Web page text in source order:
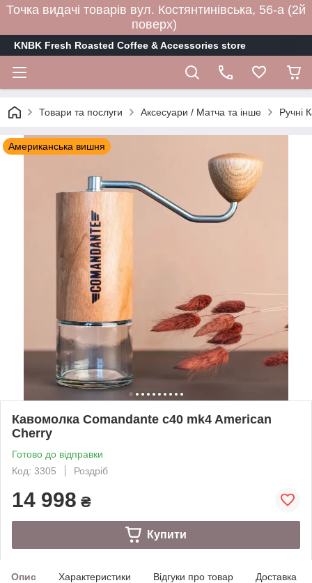
Точка видачі товарів вул. Костянтинівська, 56-а (2й
поверх)
KNBK Fresh Roasted Coffee & Accessories store
Товари та послуги Аксесуари / Матча та інше Ручні
Американська вишня
Кавомолка Comandante c40 mk4 American
Cherry
Готово до відправки
Код: 3305
Роздріб
14 998 ₴
Купити
Опис Характеристики Відгуки про товар Доставка